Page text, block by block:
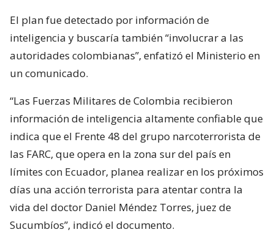
El plan fue detectado por información de
inteligencia y buscaría también “involucrar a las
autoridades colombianas”, enfatizó el Ministerio en
un comunicado.
“Las Fuerzas Militares de Colombia recibieron
información de inteligencia altamente confiable que
indica que el Frente 48 del grupo narcoterrorista de
las FARC, que opera en la zona sur del país en
límites con Ecuador, planea realizar en los próximos
días una acción terrorista para atentar contra la
vida del doctor Daniel Méndez Torres, juez de
Sucumbíos”, indicó el documento.